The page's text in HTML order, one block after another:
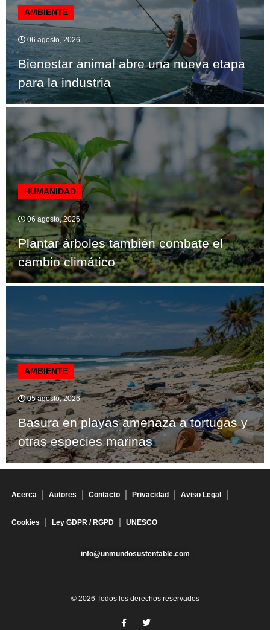
AMBIENTE
06 agosto, 2026
Bienestar animal abre una nueva etapa
para la industria
HUMANIDAD
06 agosto, 2026
Plantar árboles también combate el
cambio climático
AMBIENTE
05 agosto, 2026
Basura en playas amenaza a tortugas y
otras especies marinas
Acerca Autores Contacto Privacidad Aviso Legal
Cookies Ley GDPR / RGPD UNESCO
info@unmundosustentable.com
© 2026 Todos los derechos reservados